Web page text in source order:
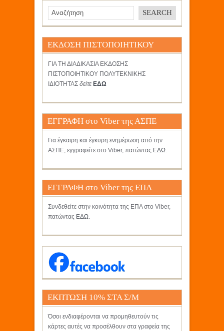
ΕΚΔΟΣΗ ΠΙΣΤΟΠΟΙΗΤΙΚΟΥ
ΓΙΑ ΤΗ ΔΙΑΔΙΚΑΣΙΑ ΕΚΔΟΣΗΣ
ΠΙΣΤΟΠΟΙΗΤΙΚΟΥ ΠΟΛΥΤΕΚΝΙΚΗΣ
ΙΔΙΟΤΗΤΑΣ δείτε ΕΔΩ
ΕΓΓΡΑΦΗ στο Viber της ΑΣΠΕ
Για έγκαιρη και έγκυρη ενημέρωση από την
ΑΣΠΕ, εγγραφείτε στο Viber, πατώντας ΕΔΩ.
ΕΓΓΡΑΦΗ στο Viber της ΕΠΑ
Συνδεθείτε στην κοινότητα της ΕΠΑ στο Viber,
πατώντας ΕΔΩ.
ΕΚΠΤΩΣΗ 10% ΣΤΑ Σ/Μ
ΚΡΗΤΙΚΟΣ
Όσοι ενδιαφέρονται να προμηθευτούν τις
κάρτες αυτές να προσέλθουν στα γραφεία της